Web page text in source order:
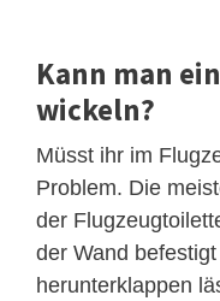
Kann man
wickeln?
Müsst ihr im
Problem. Die
der
der Wand
herunterklappen